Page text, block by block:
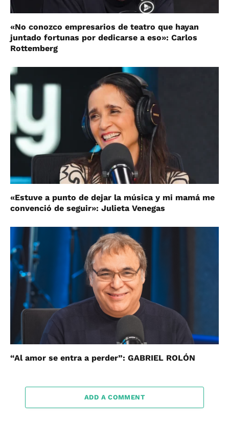
«No conozco empresarios de teatro que hayan
juntado fortunas por dedicarse a eso»: Carlos
Rottemberg
«Estuve a punto de dejar la música y mi mamá me
convenció de seguir»: Julieta Venegas
“Al amor se entra a perder”: GABRIEL ROLÓN
ADD A COMMENT